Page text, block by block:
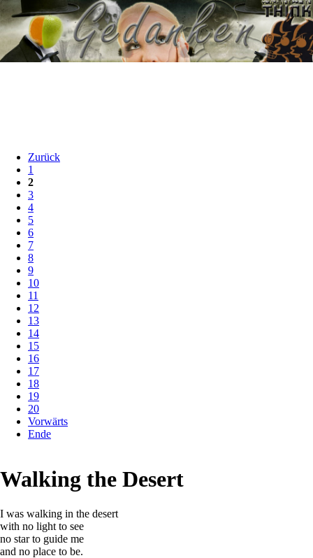
Zurück
1
2
3
4
5
6
7
8
9
10
11
12
13
14
15
16
17
18
19
20
Vorwärts
Ende
Walking the Desert
I was walking in the desert
with no light to see
no star to guide me
and no place to be.